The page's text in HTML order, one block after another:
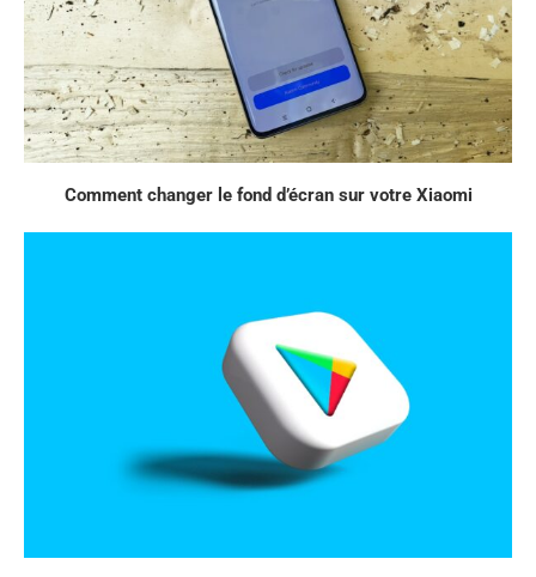
Comment changer le fond d’écran sur votre Xiaomi